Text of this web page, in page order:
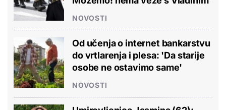
NOVOSTI
Od učenja o internet bankarstvu
do vrtlarenja i plesa: 'Da starije
osobe ne ostavimo same'
NOVOSTI